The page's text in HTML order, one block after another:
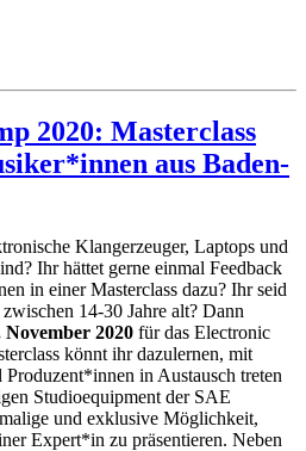
2020: Masterclass
aus Baden-
Klangerzeuger, Laptops und
Ihr hättet gerne einmal Feedback
in einer Masterclass dazu? Ihr seid
14-30 Jahre alt? Dann
November 2020 für das Electronic
könnt ihr dazulernen, mit
in Austausch treten
Studioequipment der SAE
und exklusive Möglichkeit,
Expert*in zu präsentieren. Neben